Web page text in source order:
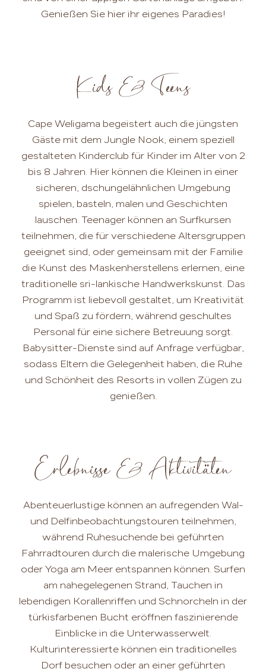
Genießen Sie hier ihr eigenes Paradies!
Kids & Teens
Cape Weligama begeistert auch die jüngsten
Gäste mit dem Jungle Nook, einem speziell
gestalteten Kinderclub für Kinder im Alter von 2
bis 8 Jahren. Hier können die Kleinen in einer
sicheren, dschungelähnlichen Umgebung
spielen, basteln, malen und Geschichten
lauschen. Teenager können an Surfkursen
teilnehmen, die für verschiedene Altersgruppen
geeignet sind, oder gemeinsam mit der Familie
die Kunst des Maskenherstellens erlernen, eine
traditionelle sri-lankische Handwerkskunst. Das
Programm ist liebevoll gestaltet, um Kreativität
und Spaß zu fördern, während geschultes
Personal für eine sichere Betreuung sorgt.
Babysitter-Dienste sind auf Anfrage verfügbar,
sodass Eltern die Gelegenheit haben, die Ruhe
und Schönheit des Resorts in vollen Zügen zu
genießen.
Erlebnisse & Aktivitäten
Abenteuerlustige können an aufregenden Wal-
und Delfinbeobachtungstouren teilnehmen,
während Ruhesuchende bei geführten
Fahrradtouren durch die malerische Umgebung
oder Yoga am Meer entspannen können. Surfen
am nahegelegenen Strand, Tauchen in
lebendigen Korallenriffen und Schnorcheln in der
türkisfarbenen Bucht eröffnen faszinierende
Einblicke in die Unterwasserwelt.
Kulturinteressierte können ein traditionelles
Dorf besuchen oder an einer geführten